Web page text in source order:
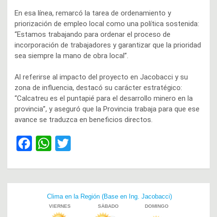
En esa línea, remarcó la tarea de ordenamiento y
priorización de empleo local como una política sostenida:
“Estamos trabajando para ordenar el proceso de
incorporación de trabajadores y garantizar que la prioridad
sea siempre la mano de obra local”.
Al referirse al impacto del proyecto en Jacobacci y su
zona de influencia, destacó su carácter estratégico:
“Calcatreu es el puntapié para el desarrollo minero en la
provincia”, y aseguró que la Provincia trabaja para que ese
avance se traduzca en beneficios directos.
F
ce
W
at
s
A
tt
er
Navegación